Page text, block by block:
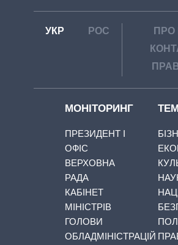
УКР РОС
ПРО
МОНІТОРИНГ
ПРЕЗИДЕНТ І
ОФІС
ВЕРХОВНА
РАДА
КАБІНЕТ
МІНІСТРІВ
ГОЛОВИ
ОБЛАДМІНІСТРАЦІЙ